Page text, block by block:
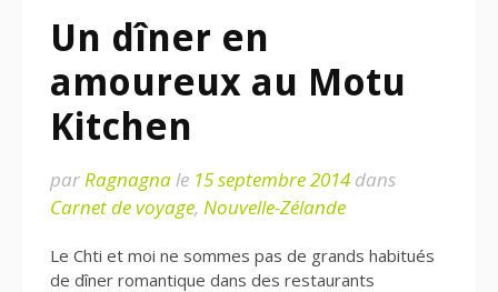
Un dîner en
amoureux au Motu
Kitchen
parRagnagnale 15 septembre 2014 dans
Carnet de voyage, Nouvelle-Zélande
Le Chti et moi ne sommes pas de grands habitués
de dîner romantique dans des restaurants